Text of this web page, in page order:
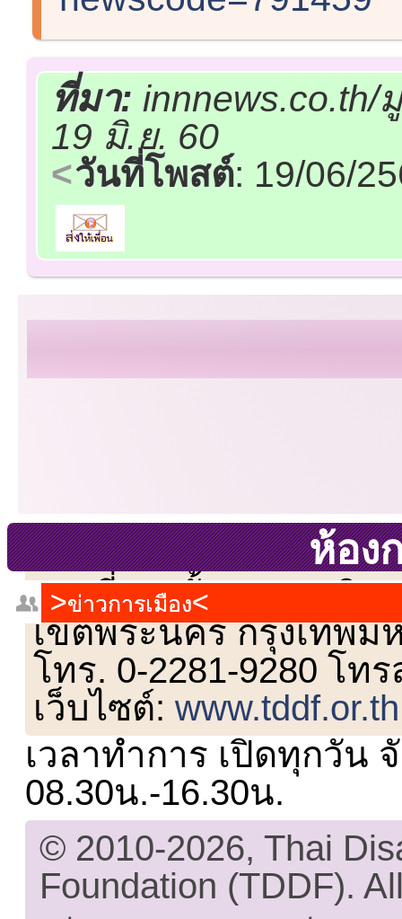
ที่มา:
19 มิ.ย. 60
วันที่โพสต์: 19/06/
ห้อง
ข่าวการเมือง
เลขที่ 23 ชั้น 2 ถนนวิ
เขตพระนคร กรุงเทพม
โทร. 0-2281-9280 โท
เว็บไซต์:www.tddf.or.th
เวลาทำการ เปิดทุกวัน
08.30น.-16.30น.
© 2010-2026, Thai
Foundation (TDDF).